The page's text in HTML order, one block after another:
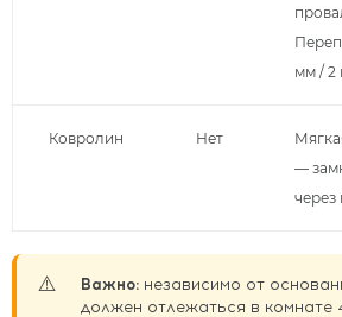
мм / 2
Ковролин Нет
—
через
⚠️ Важно: независимо от
должен отлежаться в комнате